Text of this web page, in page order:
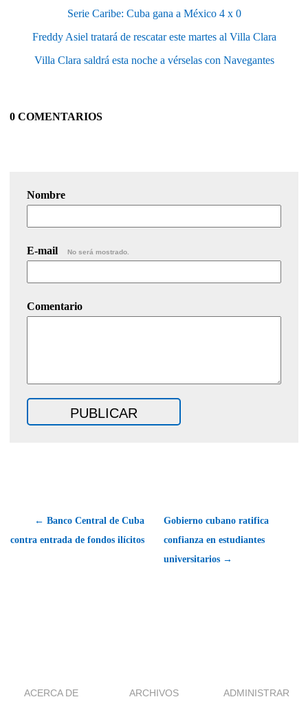
Serie Caribe: Cuba gana a México 4 x 0
Freddy Asiel tratará de rescatar este martes al Villa Clara
Villa Clara saldrá esta noche a vérselas con Navegantes
0 COMENTARIOS
Nombre
E-mail No será mostrado.
Comentario
← Banco Central de Cuba
contra entrada de fondos ilícitos
Gobierno cubano ratifica
confianza en estudiantes
universitarios →
ACERCA DE ARCHIVOS ADMINISTRAR